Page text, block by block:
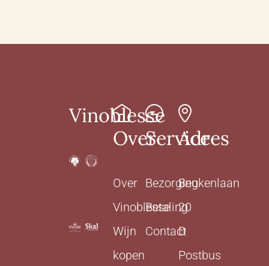
Vinoblesse
Over
Over
Vinoblesse
Wijn
kopen
Service
Bezorging
Betaling
Contact
Adres
Beukenlaan
20
D
Postbus